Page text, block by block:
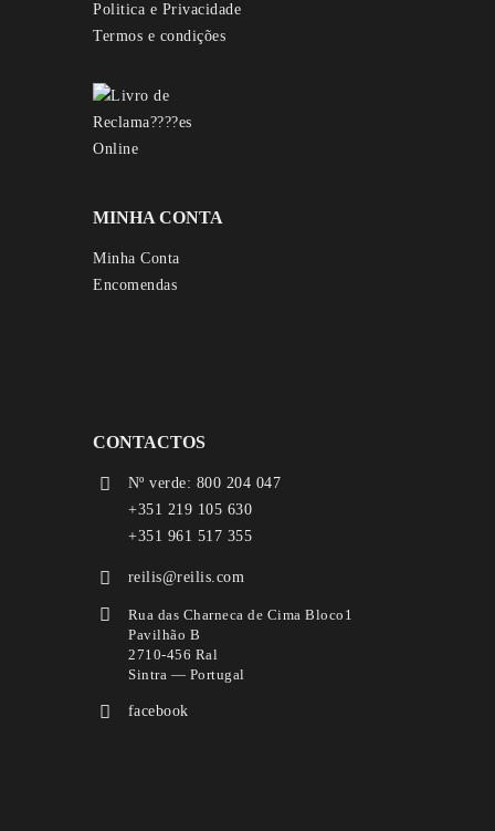
Politica e Privacidade
Termos e condições
MINHA CONTA
Minha Conta
Encomendas
CONTACTOS
Nº verde: 800 204 047
+351 219 105 630
+351 961 517 355
reilis@reilis.com
Rua das Charneca de Cima Bloco1
Pavilhão B
2710-456 Ral
Sintra — Portugal
facebook